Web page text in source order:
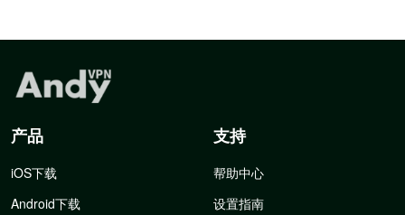
产品
iOS下载
Android下载
支持
帮助中心
设置指南